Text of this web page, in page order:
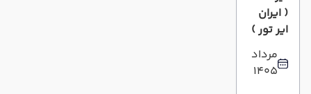
( ایران
ایر تور )
مرداد
1405